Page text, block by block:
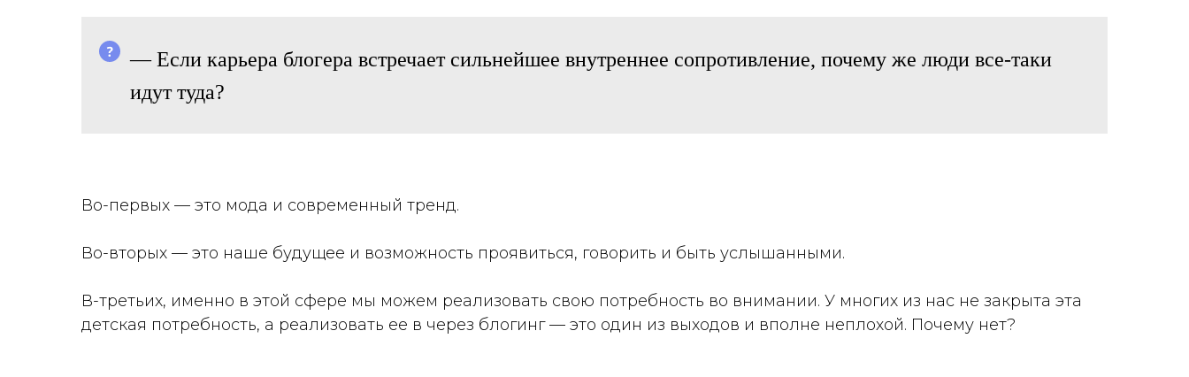
— Если карьера блогера встречает сильнейшее внутреннее сопротивление, почему же люди все-таки
идут туда?
Во-первых — это мода и современный тренд.
Во-вторых — это наше будущее и возможность проявиться, говорить и быть услышанными.
В-третьих, именно в этой сфере мы можем реализовать свою потребность во внимании. У многих из нас не закрыта эта
детская потребность, а реализовать ее в через блогинг — это один из выходов и вполне неплохой. Почему нет?